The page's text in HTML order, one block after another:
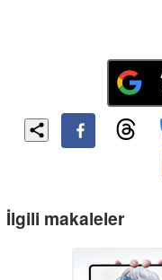
İlgili makaleler